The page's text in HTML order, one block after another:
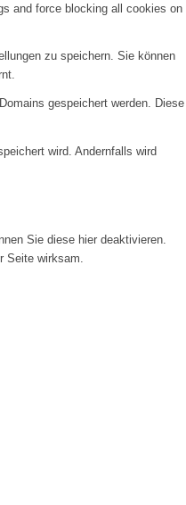
and force blocking all cookies on
zu speichern. Sie können
gespeichert werden. Diese
wird. Andernfalls wird
Sie diese hier deaktivieren.
Seite wirksam.